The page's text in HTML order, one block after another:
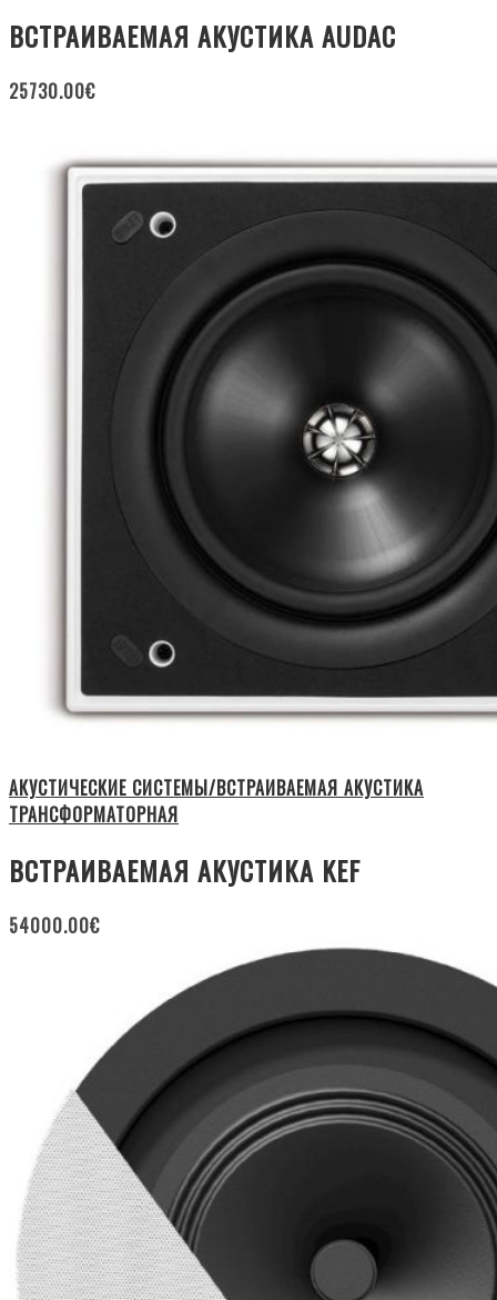
ВСТРАИВАЕМАЯ АКУСТИКА AUDAC
25730.00€
АКУСТИЧЕСКИЕ СИСТЕМЫ/ВСТРАИВАЕМАЯ АКУСТИКА
ТРАНСФОРМАТОРНАЯ
ВСТРАИВАЕМАЯ АКУСТИКА KEF
54000.00€